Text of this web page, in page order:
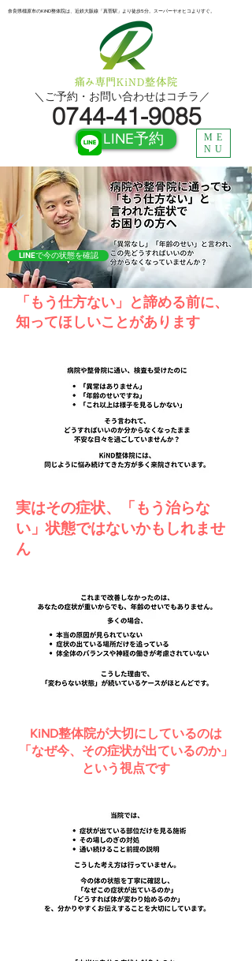
奈良県橿原市のKiND整体院は、近鉄大阪線「真菅駅」より徒歩5分。スーパーヤオヒコよりすぐ。
0744-41-9085
​＼ご予約・お問い合わせはコチラ／
LINE予約
ME
NU
LINEで今の状態を確認
「もう仕方ない」と諦める前に、
知ってほしいことがあります
実はその症状、「もう治らな
い」状態ではないかもしれませ
ん
KiND整体院が大切にしているのは
「なぜ今、その症状が出ているのか」
という視点です